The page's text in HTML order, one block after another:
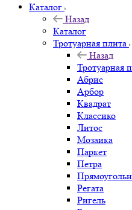
Каталог
Назад
Каталог
Тротуарная плита
Назад
Тротуарная
Абрис
Арбор
Квадрат
Классико
Литос
Мозаика
Паркет
Петра
Регата
Ригель